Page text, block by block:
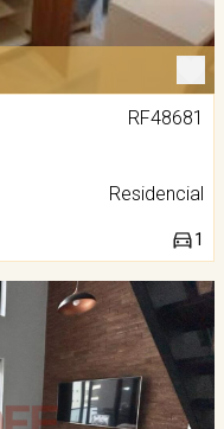
RF48681
Residencial
1